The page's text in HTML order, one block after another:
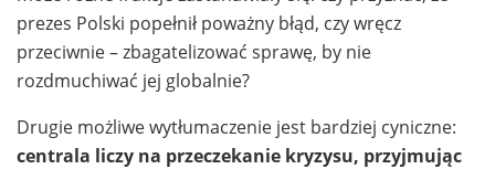
prezes Polski popełnił poważny błąd, czy wręcz
przeciwnie – zbagatelizować sprawę, by nie
rozdmuchiwać jej globalnie?
Drugie możliwe wytłumaczenie jest bardziej cyniczne:
centrala liczy na przeczekanie kryzysu, przyjmując